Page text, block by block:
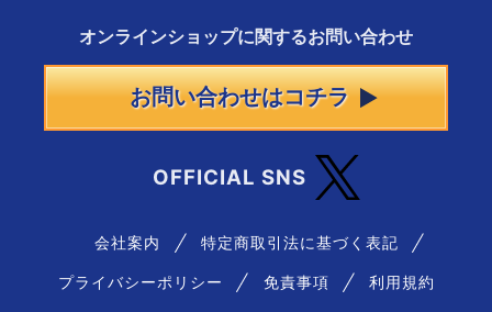
オンラインショップに関するお問い合わせ
お問い合わせはコチラ
OFFICIAL SNS
会社案内 特定商取引法に基づく表記
プライバシーポリシー 免責事項 利用規約